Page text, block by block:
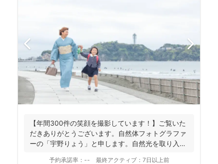
【年間300件の笑顔を撮影しています！】ご覧いた
だきありがとうございます。自然体フォトグラファ
ーの「宇野りょう」と申します。自然光を取り入れ
予約承諾率： -- 最終アクティブ： 7日以上前